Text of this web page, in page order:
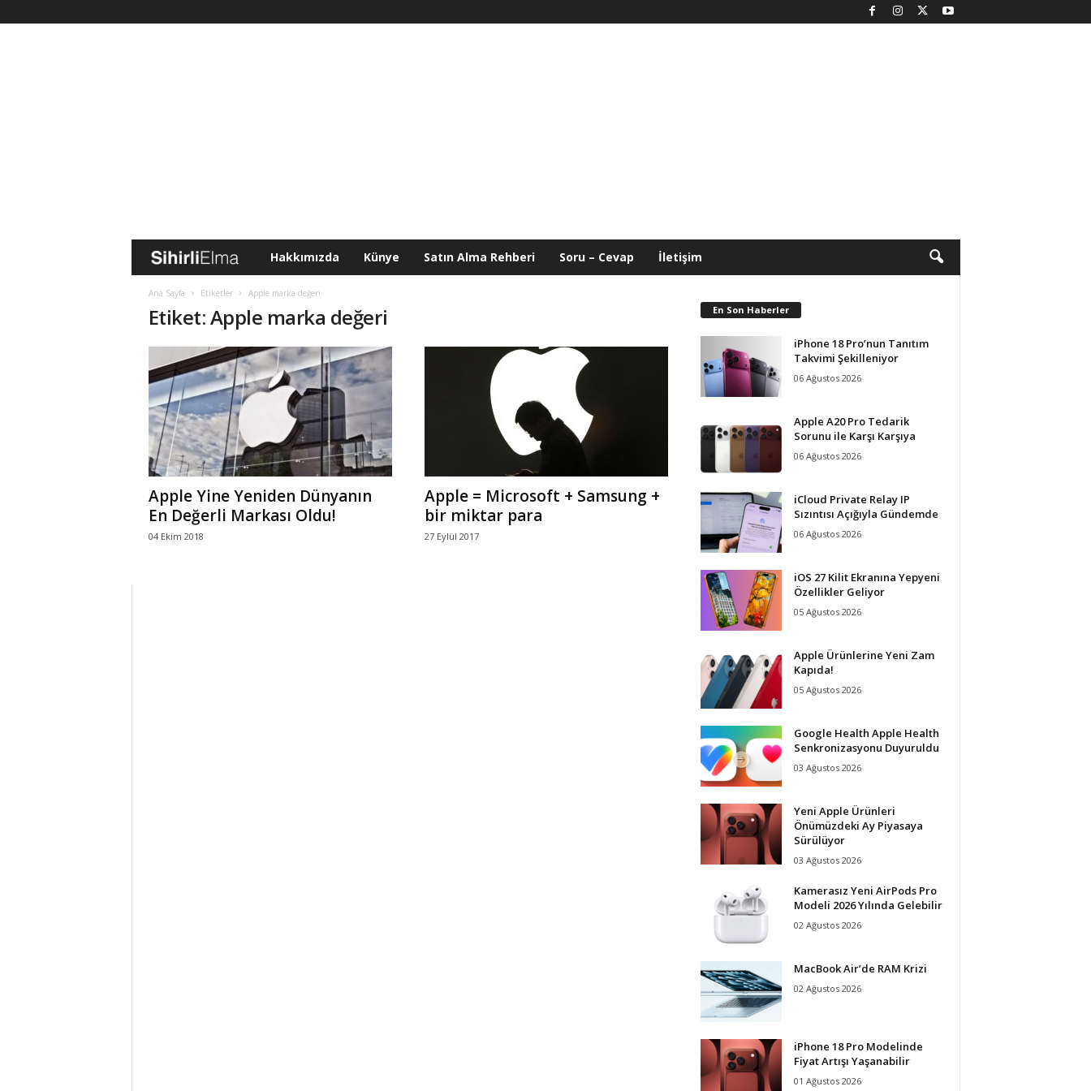
i
h
i
E
Hakkımızda Künye Satın Alma Rehberi Soru – Cevap İletişim
Ana Sayfa Etiketler Apple marka değeri
Etiket: Apple marka değeri
Apple Yine Yeniden Dünyanın
En Değerli Markası Oldu!
04 Ekim 2018
Apple = Microsoft + Samsung +
bir miktar para
27 Eylül 2017
En Son Haberler
iPhone 18 Pro’nun Tanıtım
Takvimi Şekilleniyor
06 Ağustos 2026
Apple A20 Pro Tedarik
Sorunu ile Karşı Karşıya
06 Ağustos 2026
iCloud Private Relay IP
Sızıntısı Açığıyla Gündemde
06 Ağustos 2026
iOS 27 Kilit Ekranına Yepyeni
Özellikler Geliyor
05 Ağustos 2026
Apple Ürünlerine Yeni Zam
Kapıda!
05 Ağustos 2026
Google Health Apple Health
Senkronizasyonu Duyuruldu
03 Ağustos 2026
Yeni Apple Ürünleri
Önümüzdeki Ay Piyasaya
Sürülüyor
03 Ağustos 2026
Kamerasız Yeni AirPods Pro
Modeli 2026 Yılında Gelebilir
02 Ağustos 2026
MacBook Air’de RAM Krizi
02 Ağustos 2026
iPhone 18 Pro Modelinde
Fiyat Artışı Yaşanabilir
01 Ağustos 2026